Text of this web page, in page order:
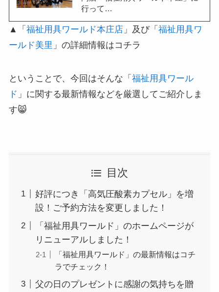
行って…
▲「 福祉用具ワールド本庄店」及び「 福祉用具ワ
ールド美里 」の詳細情報はコチラ
ということで、今回はそんな「 福祉用具ワール
ド 」に関する最新情報などを厳選してご紹介しま
す😸
目次
好評につき「高気圧酸素カプセル」を増
設！ご予約方法を変更しました！
「福祉用具ワールド」のホームページが
リニューアルしました！
「福祉用具ワールド」の最新情報はコチ
ラでチェック！
父の日のプレゼントに感謝の気持ちを贈